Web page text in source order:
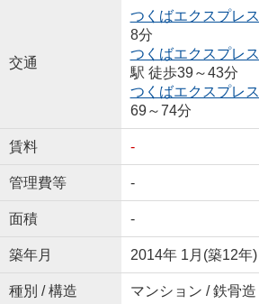
交通
つくばエクスプレス
8分
つくばエクスプレス
駅 徒歩39～43分
つくばエクスプレス
69～74分
賃料 -
管理費等 -
面積 -
築年月 2014年 1月(築12年)
種別 / 構造 マンション / 鉄骨造